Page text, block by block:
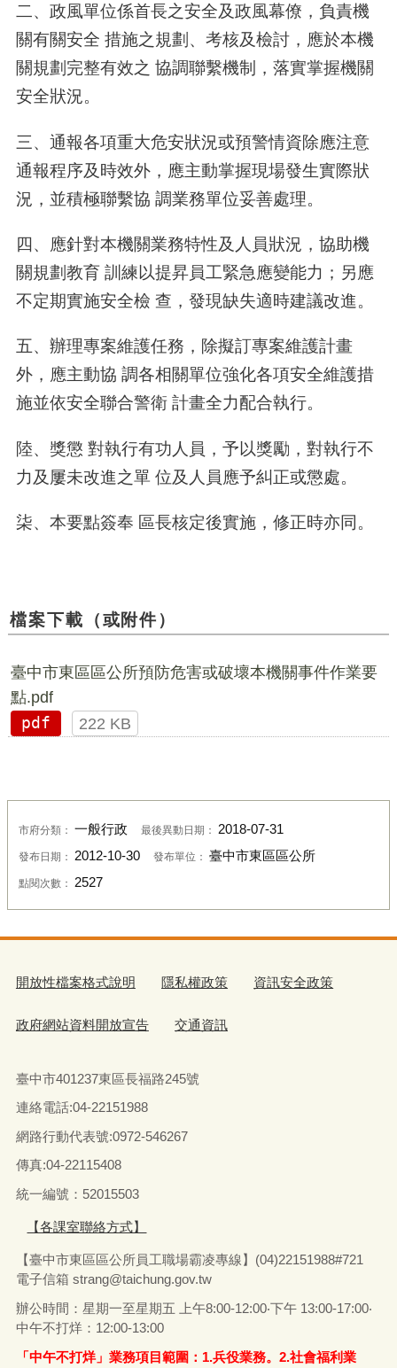
二、政風單位係首長之安全及政風幕僚，負責機
關有關安全 措施之規劃、考核及檢討，應於本機
關規劃完整有效之 協調聯繫機制，落實掌握機關
安全狀況。
三、通報各項重大危安狀況或預警情資除應注意
通報程序及時效外，應主動掌握現場發生實際狀
況，並積極聯繫協 調業務單位妥善處理。
四、應針對本機關業務特性及人員狀況，協助機
關規劃教育 訓練以提昇員工緊急應變能力；另應
不定期實施安全檢 查，發現缺失適時建議改進。
五、辦理專案維護任務，除擬訂專案維護計畫
外，應主動協 調各相關單位強化各項安全維護措
施並依安全聯合警衛 計畫全力配合執行。
陸、獎懲 對執行有功人員，予以獎勵，對執行不
力及屢未改進之單 位及人員應予糾正或懲處。
柒、本要點簽奉 區長核定後實施，修正時亦同。
檔案下載（或附件）
臺中市東區區公所預防危害或破壞本機關事件作業要
點.pdf
pdf
222 KB
市府分類： 一般行政 最後異動日期： 2018-07-31
發布日期： 2012-10-30 發布單位： 臺中市東區區公所
點閱次數： 2527
開放性檔案格式說明 隱私權政策 資訊安全政策
政府網站資料開放宣告 交通資訊
臺中市401237東區長福路245號
連絡電話:04-22151988
網路行動代表號:0972-546267
傳真:04-22115408
統一編號：52015503
【各課室聯絡方式】
【臺中市東區區公所員工職場霸凌專線】(04)22151988#721
電子信箱 strang@taichung.gov.tw
辦公時間：星期一至星期五 上午8:00-12:00‧下午 13:00-17:00‧
中午不打烊：12:00-13:00
「中午不打烊」業務項目範圍：1.兵役業務。2.社會福利業